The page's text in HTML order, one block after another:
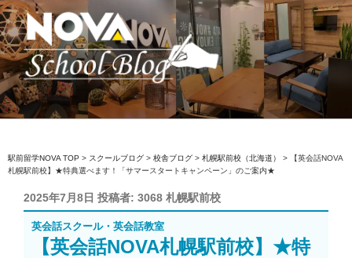
コ
ン
テ
ン
ツ
へ
ス
ッ
プ
駅前留学NOVA【公式】スクールブロ
英会話スクール・英会話教室
駅前留学NOVA TOP > スクールブログ > 校舎ブログ > 札幌駅前校（北海道） >
【英会話NOVA
札幌駅前校】★特典選べます！「サマースタートキャンペーン」のご案内★
投
稿
日:
2025年7月8日 投稿者: 3068 札幌駅前校
英会話スクール・英会話教室
【英会話NOVA札幌駅前校】★特